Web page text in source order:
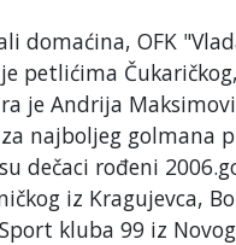
domaćina, OFK
petlićima
je Andrija
najboljeg golmana
dečaci rođeni
iz Kragujevca,
kluba 99 iz